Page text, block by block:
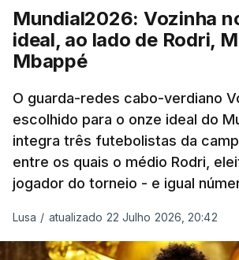
“Foi simplesmente surreal”, disse à
dos turcos do Trabzonspor,
que fez Cabo Verde sonhar alto na
participação numa fase final de um
O ex-lateral do Benfica considerou
“é um enorme orgulho e um
qualquer jogador gostaria de ter”.
competição”, afirmou o
Mundial2026: Vozinha
ideal, ao lado de Rodri,
Mbappé
O guarda-redes cabo-verdiano
escolhido para o onze ideal do
integra três futebolistas da
entre os quais o médio Rodri,
jogador do torneio - e igual
Lusa / atualizado 22 Julho 2026, 20:42